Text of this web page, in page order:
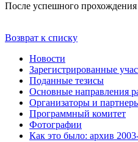
После успешного
Возврат к списку
Новости
Зарегистрированные
Поданные тезисы
Основные направления
Организаторы и
Программный комитет
Фотографии
Как это было: архив